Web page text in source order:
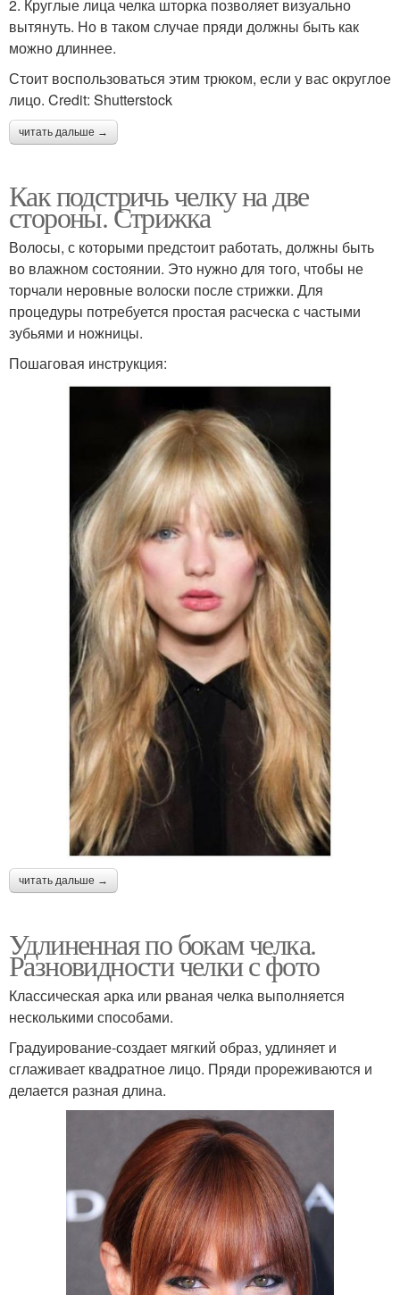
2. Круглые лица челка шторка позволяет визуально
вытянуть. Но в таком случае пряди должны быть как
можно длиннее.
Стоит воспользоваться этим трюком, если у вас округлое
лицо. Credit: Shutterstock
читать дальше →
Как подстричь челку на две
стороны. Стрижка
Волосы, с которыми предстоит работать, должны быть
во влажном состоянии. Это нужно для того, чтобы не
торчали неровные волоски после стрижки. Для
процедуры потребуется простая расческа с частыми
зубьями и ножницы.
Пошаговая инструкция:
читать дальше →
Удлиненная по бокам челка.
Разновидности челки с фото
Классическая арка или рваная челка выполняется
несколькими способами.
Градуирование-создает мягкий образ, удлиняет и
сглаживает квадратное лицо. Пряди прореживаются и
делается разная длина.